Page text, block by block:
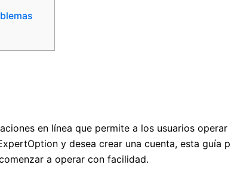
en línea que permite a los usuarios
y desea crear una cuenta, esta guía
a operar con facilidad.